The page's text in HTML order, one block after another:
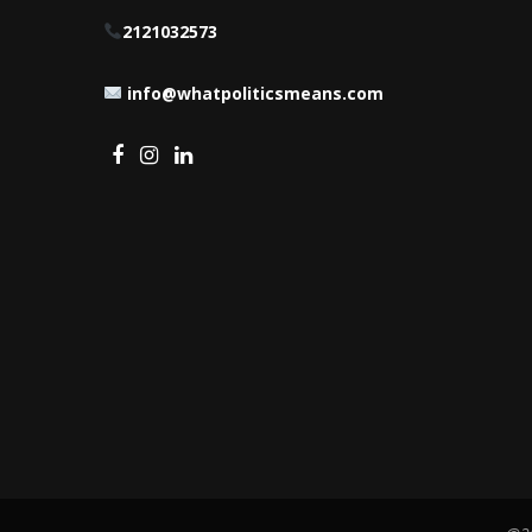
2121032573
info@whatpoliticsmeans.com